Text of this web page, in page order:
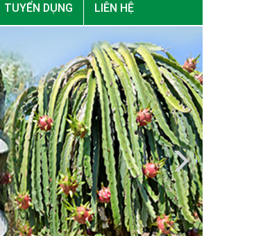
TUYỂN DỤNG LIÊN HỆ